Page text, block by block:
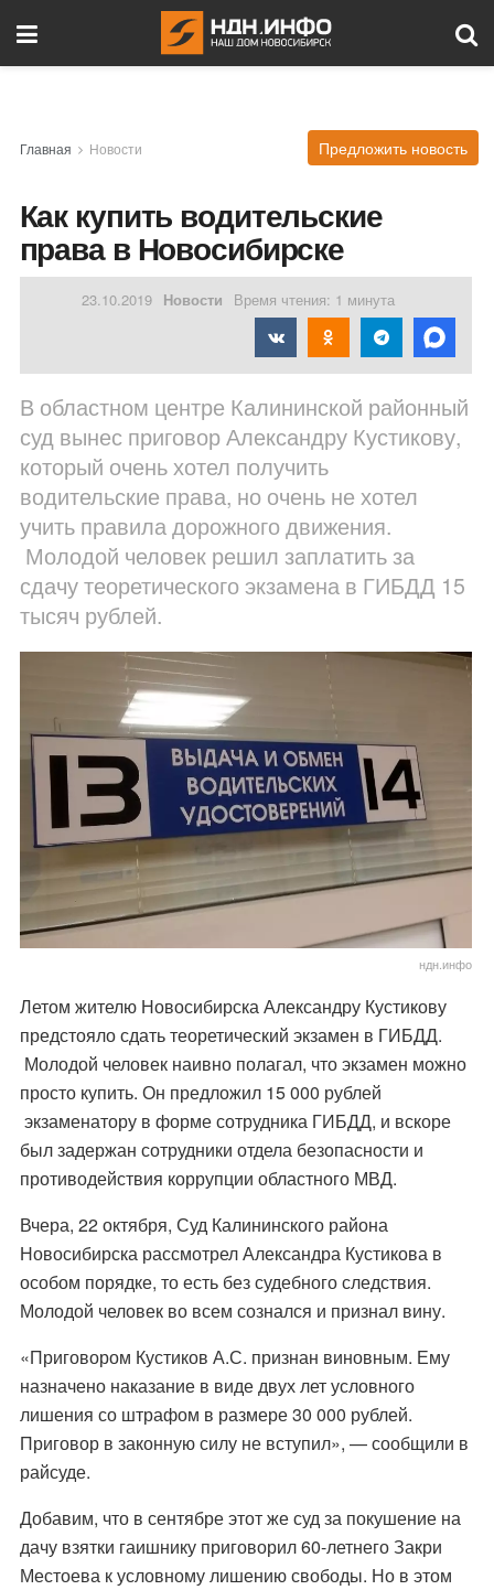
Главная Новости Предложить новость
Как купить водительские
права в Новосибирске
23.10.2019 Новости Время чтения: 1 минута
В областном центре Калининской районный
суд вынес приговор Александру Кустикову,
который очень хотел получить
водительские права, но очень не хотел
учить правила дорожного движения.
Молодой человек решил заплатить за
сдачу теоретического экзамена в ГИБДД 15
тысяч рублей.
ндн.инфо
Летом жителю Новосибирска Александру Кустикову
предстояло сдать теоретический экзамен в ГИБДД.
Молодой человек наивно полагал, что экзамен можно
просто купить. Он предложил 15 000 рублей
экзаменатору в форме сотрудника ГИБДД, и вскоре
был задержан сотрудники отдела безопасности и
противодействия коррупции областного МВД.
Вчера, 22 октября, Суд Калининского района
Новосибирска рассмотрел Александра Кустикова в
особом порядке, то есть без судебного следствия.
Молодой человек во всем сознался и признал вину.
«Приговором Кустиков А.С. признан виновным. Ему
назначено наказание в виде двух лет условного
лишения со штрафом в размере 30 000 рублей.
Приговор в законную силу не вступил», — сообщили в
райсуде.
Добавим, что в сентябре этот же суд за покушение на
дачу взятки гаишнику приговорил 60-летнегоЗакри
Местоевак условному лишению свободы. Но в этом